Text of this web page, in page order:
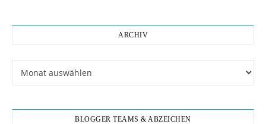
ARCHIV
BLOGGER TEAMS & ABZEICHEN